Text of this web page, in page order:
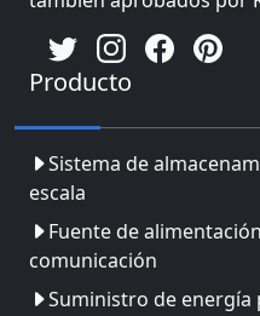
Producto
Sistema de
escala
Fuente de
comunicación
Suministro de energía